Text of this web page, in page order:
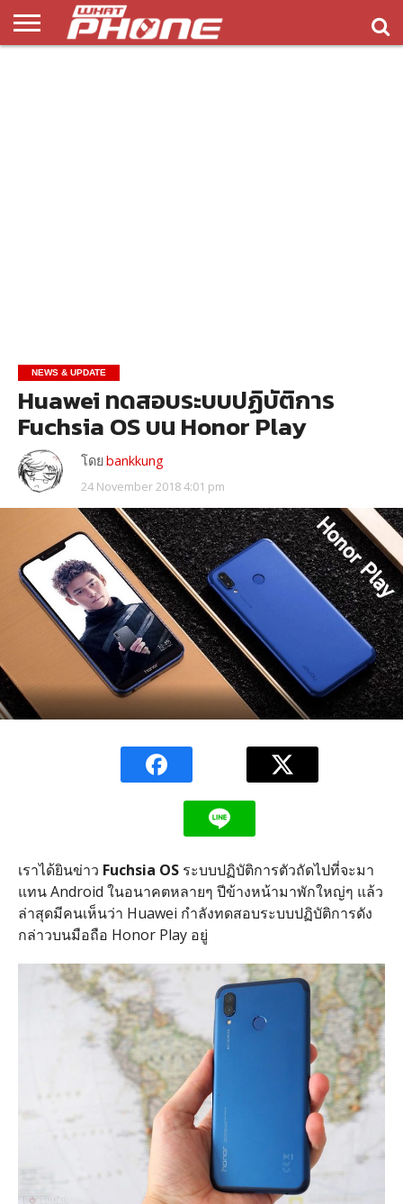
NEWS & UPDATE
Huawei ทดสอบระบบปฏิบัติการ
Fuchsia OS บน Honor Play
โดยbankkung
24 November 2018 4:01 pm
เราได้ยินข่าว Fuchsia OSระบบปฏิบัติการตัวถัดไปที่จะมา
แทน Android ในอนาคตหลายๆ ปีข้างหน้ามาพักใหญ่ๆ แล้ว
ล่าสุดมีคนเห็นว่า Huawei กำลังทดสอบระบบปฏิบัติการดัง
กล่าวบนมือถือ Honor Play อยู่